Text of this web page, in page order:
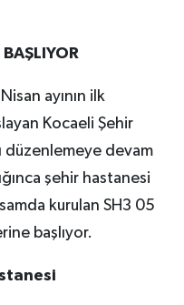
BAŞLIYOR
ayının ilk
Kocaeli Şehir
düzenlemeye devam
şehir hastanesi
kurulan SH3 05
başlıyor.